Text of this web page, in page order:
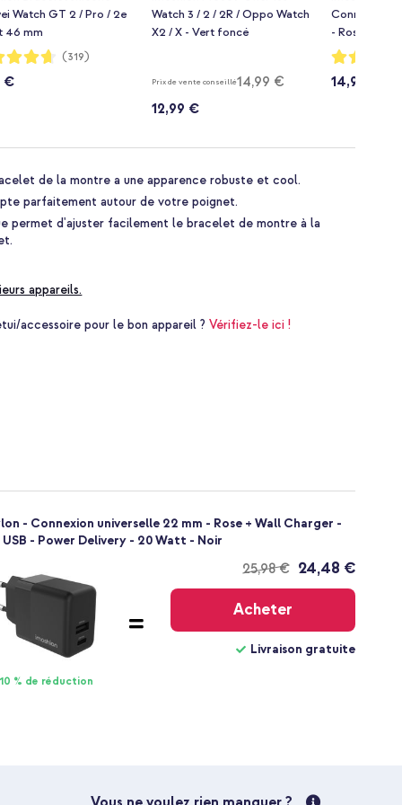
Watch GT 2 / Pro / 2e
46 mm
(319)
€
Watch 3 / 2 / 2R / Oppo Watch
X2 / X - Vert foncé
Prix de vente conseillé14,99 €
12,99 €
Connexion
- Rose
Notation:
93%
14,99 €
de la montre a une apparence robuste et cool.
parfaitement autour de votre poignet.
permet d'ajuster facilement le bracelet de montre à la
appareils.
accessoire pour le bon appareil ?Vérifiez-le ici !
- Connexion universelle 22 mm - Rose + Wall Charger -
- Power Delivery - 20 Watt - Noir
10 % de réduction
25,98 €
Livraison
24,48 €
Acheter
Livraison gratuite